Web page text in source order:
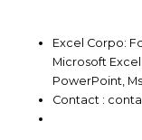
Excel Corpo:
Microsoft
PowerPoint,
Contact :